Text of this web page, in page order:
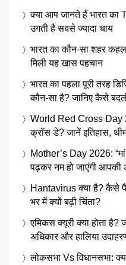
क्या आप जानते हैं भारत का
उगती है सबसे ज्यादा चाय
भारत का कौन-सा शहर
मिली यह खास पहचान
भारत का पहला पूरी तरह
कौन-सा है? जानिए कैसे
World Red Cross Day
क्रॉस डे? जानें इतिहास,
Mother’s Day 2026:
पढ़कर नम हो जाएंगी
Hantavirus क्या है? कैसे
भर में क्यों बढ़ी चिंता?
एमिकस क्यूरी क्या होता है?
अधिकार और हालिया
लोकसभा Vs विधानसभा: